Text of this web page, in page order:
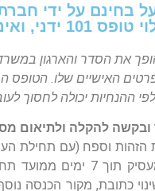
בחינם על ידי
101 אלקטרוני לפי כללי רשות המסים.
האישיים שלו. הטופס
ההנחיות יכולה לחסוך
וספח (עם תחילת
את הטופס יש